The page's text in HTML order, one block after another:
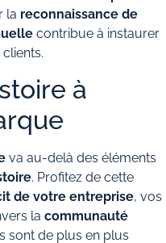
la reconnaissance de
contribue à instaurer
à
va au-delà des éléments
. Profitez de cette
de votre entreprise, vos
la communauté
sont de plus en plus